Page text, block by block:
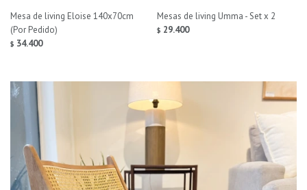
Mesa de living Eloise 140x70cm
(Por Pedido)
$ 34.400
Mesas de living Umma - Set x 2
$ 29.400